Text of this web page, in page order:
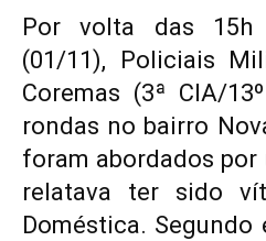
Por volta das 15h
(01/11), Policiais
Coremas (3ª CIA/
rondas no bairro
foram abordados por
relatava ter sido
Doméstica. Segundo